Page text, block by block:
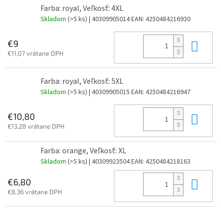
Farba: royal, Veľkosť: 4XL
Skladom (>5 ks) | 40309905014EAN: 4250484216930
€9
€11,07 vrátane DPH
Farba: royal, Veľkosť: 5XL
Skladom (>5 ks) | 40309905015 EAN: 4250484216947
€10,80
€13,28 vrátane DPH
Farba: orange, Veľkosť: XL
Skladom (>5 ks) | 40309923504EAN: 4250484218163
€6,80
€8,36 vrátane DPH